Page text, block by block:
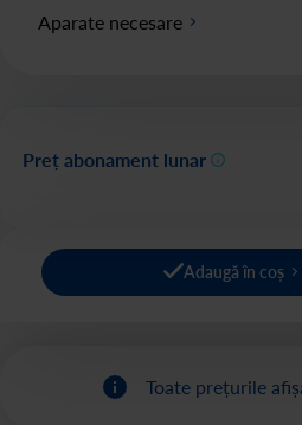
Aparate necesare
Preț abonament lunar
Adaugă în coș
Toate prețurile